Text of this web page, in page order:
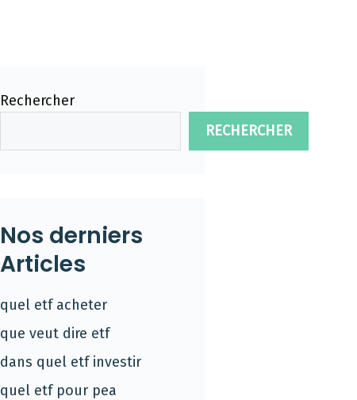
Rechercher
RECHERCHER
Nos derniers
Articles
quel etf acheter
que veut dire etf
dans quel etf investir
quel etf pour pea